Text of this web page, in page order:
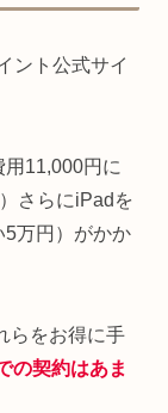
ント公式サイ
11,000円に
さらにiPadを
5万円）がかか
らをお得に手
の契約はあま